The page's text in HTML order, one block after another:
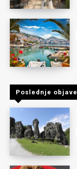
Poslednje objave